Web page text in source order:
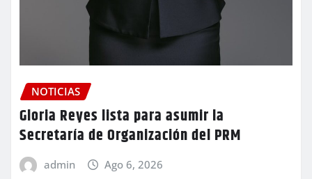
NOTICIAS
Gloria Reyes lista para asumir la
Secretaría de Organización del PRM
admin Ago 6, 2026